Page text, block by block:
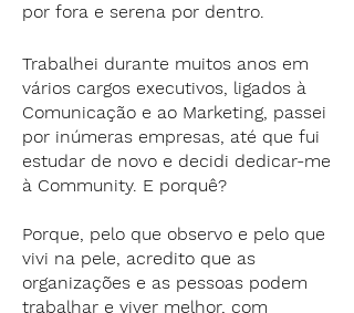
por fora e serena por dentro.
Trabalhei durante muitos anos em
vários cargos executivos, ligados à
Comunicação e ao Marketing, passei
por inúmeras empresas, até que fui
estudar de novo e decidi dedicar-me
à Community. E porquê?
Porque, pelo que observo e pelo que
vivi na pele, acredito que as
organizações e as pessoas podem
trabalhar e viver melhor, com